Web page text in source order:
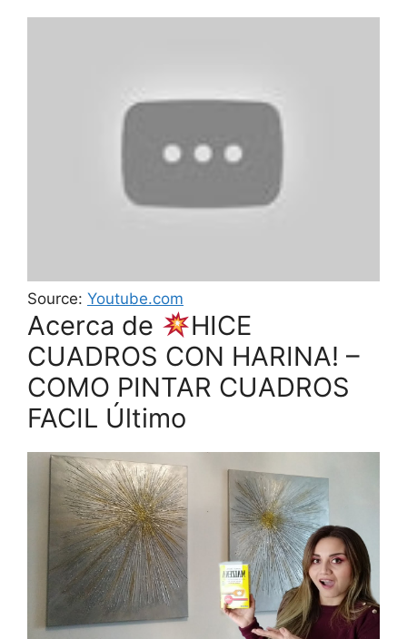
Source: Youtube.com
Acerca de
HICE
CUADROS CON HARINA! –
COMO PINTAR CUADROS
FACIL Último